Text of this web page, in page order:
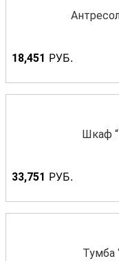
18,451 РУБ.
Шкаф
33,751 РУБ.
Тумба